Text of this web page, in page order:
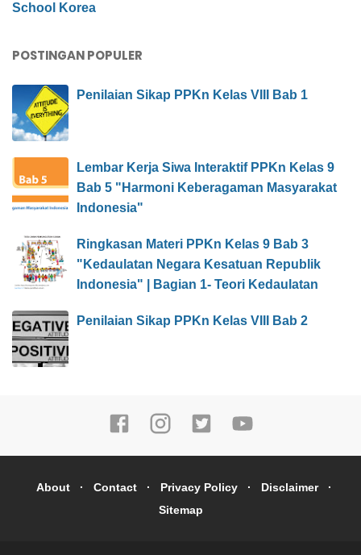
School Korea
POSTINGAN POPULER
Penilaian Sikap PPKn Kelas VIII Bab 1
Lembar Kerja Siwa Interaktif PPKn Kelas 9
Bab 5 "Harmoni Keberagaman Masyarakat
Indonesia"
Ringkasan Materi PPKn Kelas 9 Bab 3
"Kedaulatan Negara Kesatuan Republik
Indonesia" | Bagian 1- Teori Kedaulatan
Penilaian Sikap PPKn Kelas VIII Bab 2
About Contact Privacy Policy
Disclaimer
Sitemap